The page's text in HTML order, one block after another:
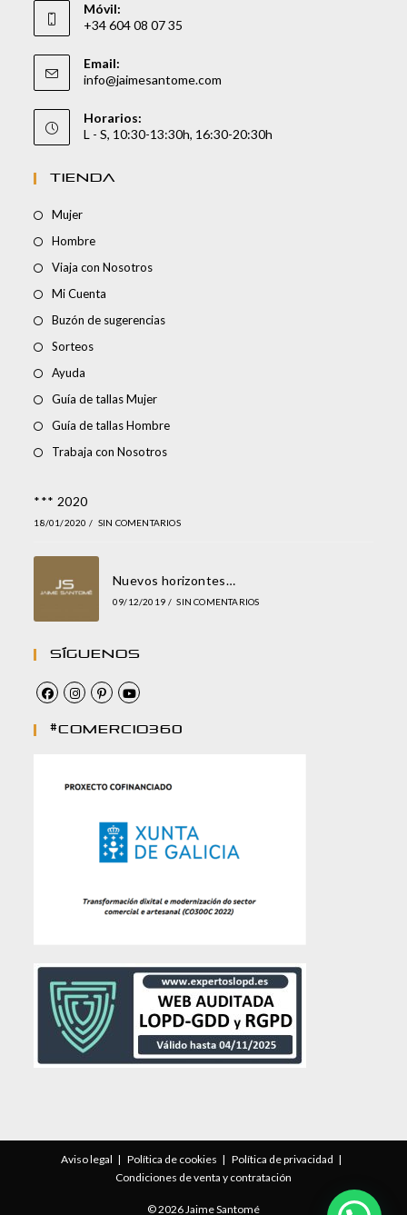
Móvil:
+34 604 08 07 35
Email:
info@jaimesantome.com
Horarios:
L - S, 10:30-13:30h, 16:30-20:30h
TIENDA
Mujer
Hombre
Viaja con Nosotros
Mi Cuenta
Buzón de sugerencias
Sorteos
Ayuda
Guía de tallas Mujer
Guía de tallas Hombre
Trabaja con Nosotros
*** 2020
18/01/2020 / SIN COMENTARIOS
Nuevos horizontes…
09/12/2019 / SIN COMENTARIOS
Síguenos
#comercio360
Aviso legal Política de cookies
Política de privacidad
Condiciones de venta y contratación
© 2026 Jaime Santomé